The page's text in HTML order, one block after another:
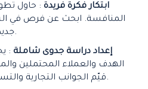
ابتكار فكرة فريدة : حاول
المنافسة. ابحث عن فرص في
جديدة أو لحل مشكلة معينة.
إعداد دراسة جدوى شاملة :
الهدف والعملاء المحتملين
قيّم الجوانب التجارية والتسويقية والتمويلية لفكرتك.